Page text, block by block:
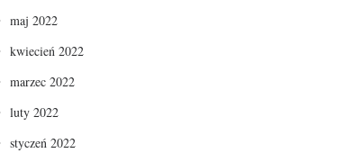
maj 2022
kwiecień 2022
marzec 2022
luty 2022
styczeń 2022